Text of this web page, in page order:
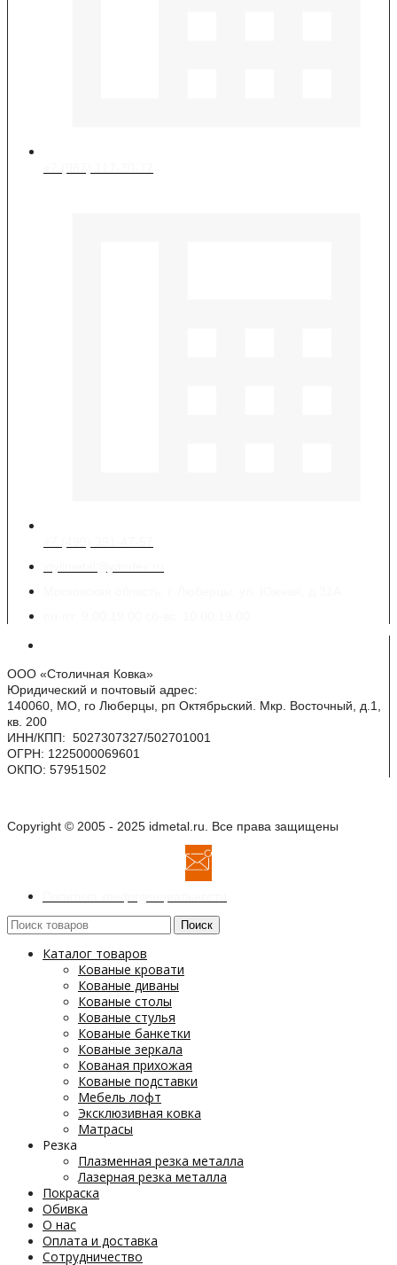
ООО «Столичная Ковка»
Юридический и почтовый адрес:
140060, МО, го Люберцы, рп Октябрьский. Мкр. Восточный, д.1,
кв. 200
ИНН/КПП: 5027307327/502701001
ОГРН: 1225000069601
ОКПО: 57951502
Copyright © 2005 - 2025 idmetal.ru. Все права защищены
Поиск
Каталог товаров
Кованые кровати
Кованые диваны
Кованые столы
Кованые стулья
Кованые банкетки
Кованые зеркала
Кованая прихожая
Кованые подставки
Мебель лофт
Эксклюзивная ковка
Матрасы
Резка
Плазменная резка металла
Лазерная резка металла
Покраска
Обивка
О нас
Оплата и доставка
Сотрудничество